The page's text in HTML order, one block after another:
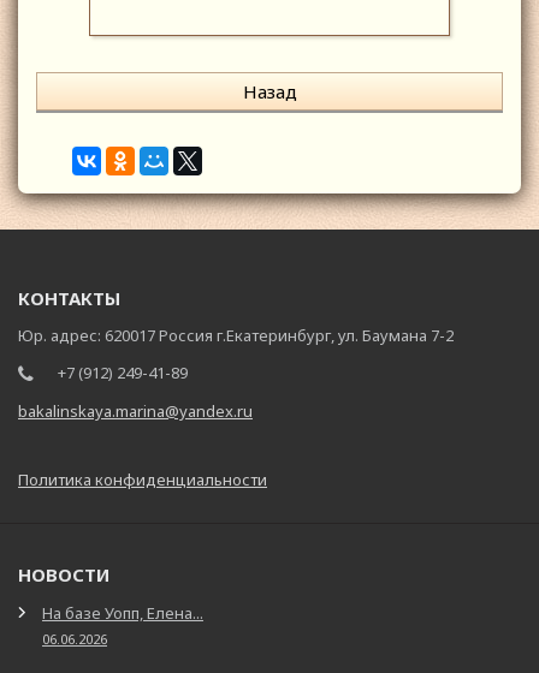
Назад
КОНТАКТЫ
Юр. адрес: 620017 Россия г.Екатеринбург, ул. Баумана 7-2
+7 (912) 249-41-89
bakalinskaya.marina@yandex.ru
Политика конфиденциальности
НОВОСТИ
На базе Уопп, Елена...
06.06.2026